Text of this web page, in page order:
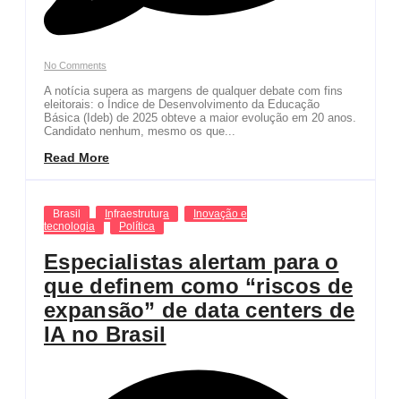
No Comments
A notícia supera as margens de qualquer debate com fins
eleitorais: o Índice de Desenvolvimento da Educação
Básica (Ideb) de 2025 obteve a maior evolução em 20 anos.
Candidato nenhum, mesmo os que...
Read More
Brasil Infraestrutura
Inovação e
tecnologia
Política
Especialistas alertam para o
que definem como “riscos de
expansão” de data centers de
IA no Brasil